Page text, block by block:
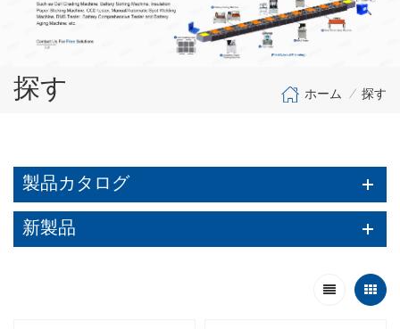
探す ホーム / 探す
製品カタログ
新製品